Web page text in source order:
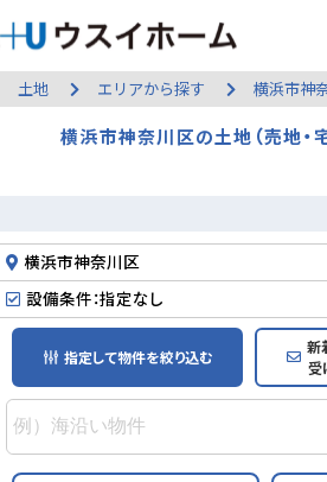
土地 エリアから探す 横浜市神
横浜市神奈川区の土地（売地・
横浜市神奈川区
設備条件：指定なし
指定して物件を絞り込む
新
受